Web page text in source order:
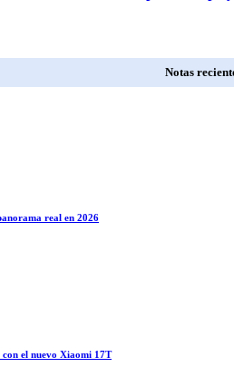
Notas
real en 2026
el nuevo Xiaomi 17T